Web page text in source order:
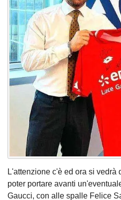
L'attenzione c'è ed ora si
poter portare avanti
Gaucci, con alle spalle Felice